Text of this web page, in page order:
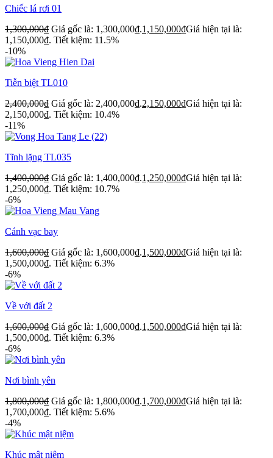
Chiếc lá rơi 01
1,300,000₫ Giá gốc là: 1,300,000₫.1,150,000₫Giá hiện tại là:
1,150,000₫. Tiết kiệm: 11.5%
-10%
Tiễn biệt TL010
2,400,000₫ Giá gốc là: 2,400,000₫.2,150,000₫Giá hiện tại là:
2,150,000₫. Tiết kiệm: 10.4%
-11%
Tĩnh lặng TL035
1,400,000₫ Giá gốc là: 1,400,000₫.1,250,000₫Giá hiện tại là:
1,250,000₫. Tiết kiệm: 10.7%
-6%
Cánh vạc bay
1,600,000₫ Giá gốc là: 1,600,000₫.1,500,000₫Giá hiện tại là:
1,500,000₫. Tiết kiệm: 6.3%
-6%
Về với đất 2
1,600,000₫ Giá gốc là: 1,600,000₫.1,500,000₫Giá hiện tại là:
1,500,000₫. Tiết kiệm: 6.3%
-6%
Nơi bình yên
1,800,000₫ Giá gốc là: 1,800,000₫.1,700,000₫Giá hiện tại là:
1,700,000₫. Tiết kiệm: 5.6%
-4%
Khúc mật niệm